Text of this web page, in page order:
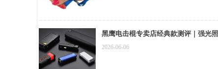
黑鹰电击棍专卖店经典款测评｜强光
2026-06-06